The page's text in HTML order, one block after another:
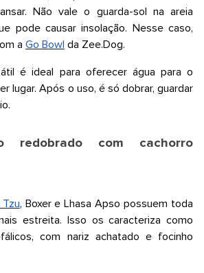
Não vale o guarda-sol na areia
pode causar insolação. Nesse caso,
a Go Bowl da Zee.Dog.
é ideal para oferecer água para o
lugar. Após o uso, é só dobrar, guardar
redobrado com cachorro
Tzu, Boxer e Lhasa Apso possuem toda
estreita. Isso os caracteriza como
com nariz achatado e focinho